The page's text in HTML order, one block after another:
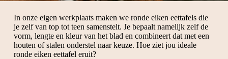
In onze eigen werkplaats maken we ronde eiken eettafels die
je zelf van top tot teen samenstelt. Je bepaalt namelijk zelf de
vorm, lengte en kleur van het blad en combineert dat met een
houten of stalen onderstel naar keuze. Hoe ziet jou ideale
ronde eiken eettafel eruit?